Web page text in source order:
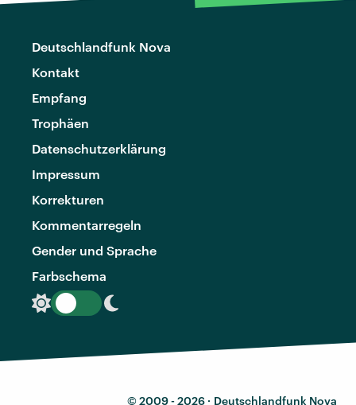
Deutschlandfunk Nova
Kontakt
Empfang
Trophäen
Datenschutzerklärung
Impressum
Korrekturen
Kommentarregeln
Gender und Sprache
Farbschema
© 2009 - 2026 · Deutschlandfunk Nova